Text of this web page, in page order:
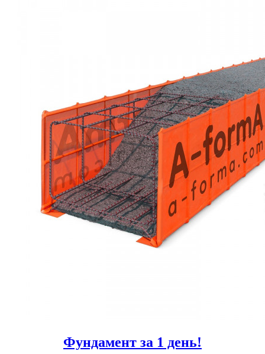
Фундамент за 1 день!